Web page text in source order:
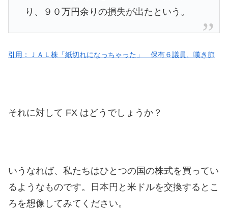
り、９０万円余りの損失が出たという。
引用：ＪＡＬ株「紙切れになっちゃった」 保有６議員、嘆き節
それに対して FX はどうでしょうか？
いうなれば、私たちはひとつの国の株式を買ってい
るようなものです。日本円と米ドルを交換するとこ
ろを想像してみてください。